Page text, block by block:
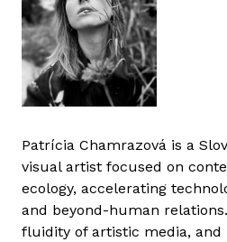
Patrícia Chamrazová is a
visual artist focused on
ecology, accelerating
and beyond-human
fluidity of artistic media,